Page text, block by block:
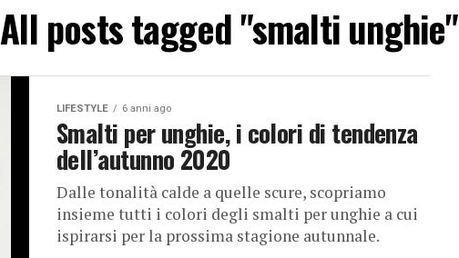
All posts tagged "smalti unghie"
LIFESTYLE 6 anni ago
Smalti per unghie, i colori di tendenza
dell’autunno 2020
Dalle tonalità calde a quelle scure, scopriamo
insieme tutti i colori degli smalti per unghie a cui
ispirarsi per la prossima stagione autunnale.